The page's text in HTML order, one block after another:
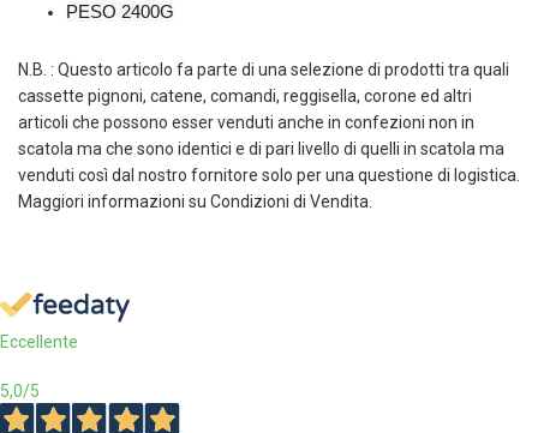
PESO 2400G
N.B. : Questo articolo fa parte di una selezione di prodotti tra quali
cassette pignoni, catene, comandi, reggisella, corone ed altri
articoli che possono esser venduti anche in confezioni non in
scatola ma che sono identici e di pari livello di quelli in scatola ma
venduti così dal nostro fornitore solo per una questione di logistica.
Maggiori informazioni su Condizioni di Vendita.
Eccellente
5,0/5